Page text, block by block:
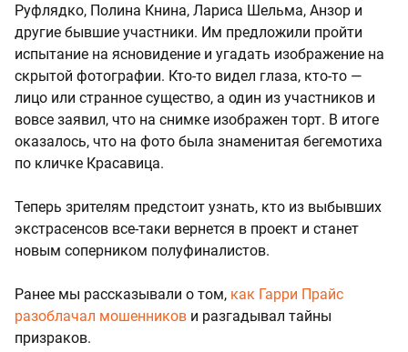
Руфлядко, Полина Книна, Лариса Шельма, Анзор и
другие бывшие участники. Им предложили пройти
испытание на ясновидение и угадать изображение на
скрытой фотографии. Кто-то видел глаза, кто-то —
лицо или странное существо, а один из участников и
вовсе заявил, что на снимке изображен торт. В итоге
оказалось, что на фото была знаменитая бегемотиха
по кличке Красавица.
Теперь зрителям предстоит узнать, кто из выбывших
экстрасенсов все-таки вернется в проект и станет
новым соперником полуфиналистов.
Ранее мы рассказывали о том, как Гарри Прайс
разоблачал мошенников и разгадывал тайны
призраков.